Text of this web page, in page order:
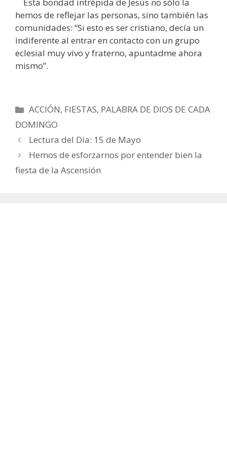
hemos de reflejar las personas, sino también las
comunidades: “Si esto es ser cristiano, decía un
indiferente al entrar en contacto con un grupo
eclesial muy vivo y fraterno, apuntadme ahora
mismo”.
Categorías
ACCIÓN, FIESTAS, PALABRA DE DIOS DE CADA
DOMINGO
Lectura del Día: 15 de Mayo
Hemos de esforzarnos por entender bien la
fiesta de la Ascensión